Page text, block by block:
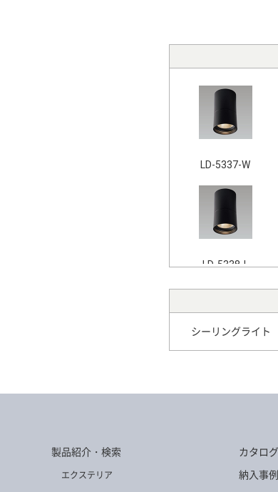
LD-5337-W
LD-5338-L
シーリングライト
製品紹介・検索
エクステリア
カタログ
納入事例